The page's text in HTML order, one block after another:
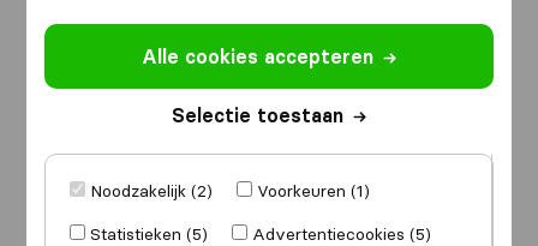
Alle cookies accepteren
Selectie toestaan
Noodzakelijk (2)
Voorkeuren (1)
Statistieken (5)
Advertentiecookies (5)
Ik ga verhuizenvan
Ik ga verhuizennaar